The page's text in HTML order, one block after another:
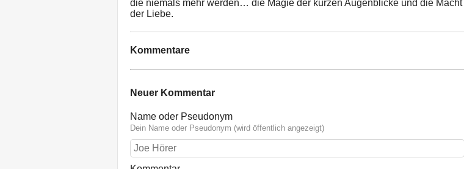
die niemals mehr werden… die Magie der kurzen Augenblicke und die Macht
der Liebe.
Kommentare
Neuer Kommentar
Name oder Pseudonym
Dein Name oder Pseudonym (wird öffentlich angezeigt)